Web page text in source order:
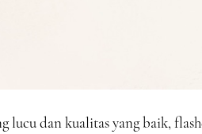
lucu dan kualitas yang baik,